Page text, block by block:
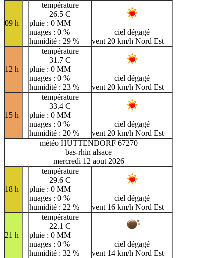
09 h
température
26.5 C
pluie : 0 MM
nuages : 0 %
humidité : 29 %
ciel dégagé
vent 20 km/h Nord Est
12 h
température
31.7 C
pluie : 0 MM
nuages : 0 %
humidité : 23 %
ciel dégagé
vent 20 km/h Nord Est
15 h
température
33.4 C
pluie : 0 MM
nuages : 0 %
humidité : 20 %
ciel dégagé
vent 20 km/h Nord Est
météo HUTTENDORF 67270
bas-rhin alsace
mercredi 12 aout 2026
18 h
température
29.6 C
pluie : 0 MM
nuages : 0 %
humidité : 22 %
ciel dégagé
vent 16 km/h Nord Est
21 h
température
22.1 C
pluie : 0 MM
nuages : 0 %
humidité : 32 %
ciel dégagé
vent 14 km/h Nord Est